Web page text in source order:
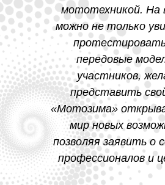
мототехникой. На
можно не только
передовые
участников,
представить
«Мотозима»
мир новых
позволяя заявить о
профессионалов и